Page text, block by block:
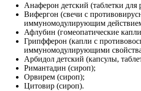
Анаферон детский (таблетки для
Вифергон (свечи с
иммуномодулирующим
Афлубин (гомеопатические
Грипфферон (капли с
иммуномодулирующими
Арбидол детский (капсулы,
Римантадин (сироп);
Орвирем (сироп);
Цитовир (сироп).